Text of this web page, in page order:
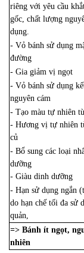
riêng với yêu cầu
gốc, chất lượng
dụng.
- Vỏ bánh sử dụng
đường
- Gia giảm vị ngọt
- Vỏ bánh sử dụng
nguyên cám
- Tạo màu tự nhiên
- Hương vị tự nhiên
củ
- Bổ sung các loại
dưỡng
- Giàu dinh dưỡng
- Hạn sử dụng ngắn
do hạn chế tối đa sử
quản,
=> Bánh ít ngọt,
nhiên